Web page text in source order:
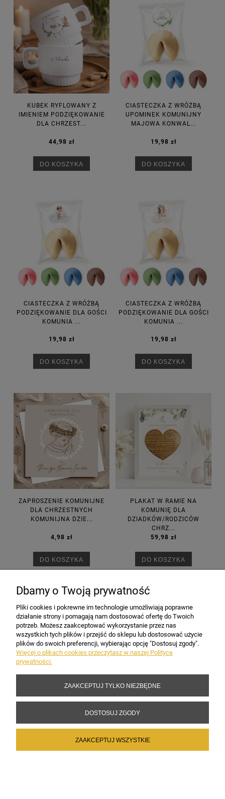
KUBEK RYFLOWANY Z
IMIENIEM PODZIĘKOWANIE
DLA CHRZEST...
44,98 zł
DO KOSZYKA
CIASTECZKA Z WRÓŻBĄ
UPOMINEK KOMUNIJNY
MAJOWA KONWAL...
19,98 zł
DO KOSZYKA
CIASTECZKA Z WRÓŻBĄ
PODZIĘKOWANIE DLA GOŚCI
KOMUNIA ...
19,98 zł
DO KOSZYKA
CIASTECZKA Z WRÓŻBĄ
PODZIĘKOWANIE DLA GOŚCI
KOMUNIA ...
19,98 zł
DO KOSZYKA
ZAPROSZENIE KOMUNIJNE
DLA CHRZESTNYCH
KOMUNIJNA DZIE...
4,98 zł
DO KOSZYKA
PLAKAT W RAMIE NA
KOMUNIĘ DLA
DZIADKÓW/RODZICÓW
CHRZ...
59,98 zł
DO KOSZYKA
RAMKA Z
PLAKATEM NA KOMUNIĘ DLA
CHR...
PERSONALIZOWANY PLAKAT
DZIADKÓW/CHRZESTNYCH
PODZ...
Dbamy o Twoją prywatność
Pliki cookies i pokrewne im technologie umożliwiają poprawne
działanie strony i pomagają nam dostosować ofertę do Twoich
potrzeb. Możesz zaakceptować wykorzystanie przez nas
wszystkich tych plików i przejść do sklepu lub dostosować użycie
plików do swoich preferencji, wybierając opcję "Dostosuj zgody".
Więcej o plikach cookies przeczytasz w naszej Polityce
prywatności.
ZAAKCEPTUJ TYLKO NIEZBĘDNE
DOSTOSUJ ZGODY
ZAAKCEPTUJ WSZYSTKIE